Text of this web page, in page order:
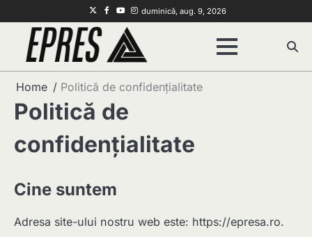
to
content
TwitterFacebook
Youtube
Instagram
duminică, aug. 9, 2026
Home Politică de confidențialitate
Politică de
confidențialitate
Cine suntem
Adresa site-ului nostru web este: https://epresa.ro.